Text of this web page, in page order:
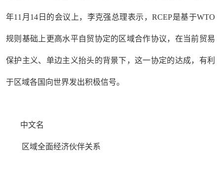
年11月14日的会议上，李克强总理表示，RCEP是基于WTO
规则基础上更高水平自贸协定的区域合作协议，在当前贸易
保护主义、单边主义抬头的背景下，这一协定的达成，有利
于区域各国向世界发出积极信号。
中文名
区域全面经济伙伴关系